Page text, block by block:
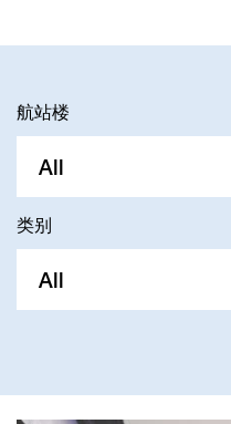
航站楼
All
类别
All